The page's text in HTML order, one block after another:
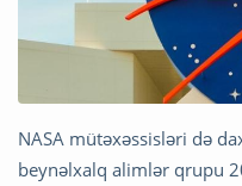
NASA mütəxəssisləri də
beynəlxalq alimlər qrupu